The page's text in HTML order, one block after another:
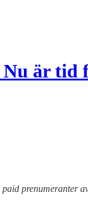
Nu är
prenumeranter